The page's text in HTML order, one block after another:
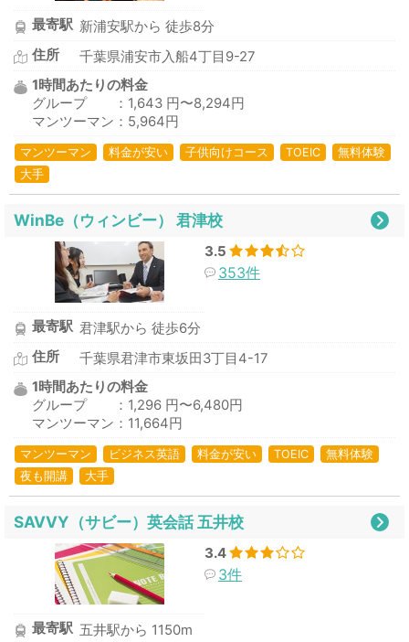
最寄駅 新浦安駅から 徒歩8分
住所
千葉県浦安市入船4丁目9-27
1時間あたりの料金
グループ ：1,643 円〜8,294円
マンツーマン：5,964円
マンツーマン 料金が安い 子供向けコース TOEIC
無料体験
大手
WinBe（ウィンビー） 君津校
3.5
353件
最寄駅 君津駅から 徒歩6分
住所
千葉県君津市東坂田3丁目4-17
1時間あたりの料金
グループ ：1,296 円〜6,480円
マンツーマン：11,664円
マンツーマン ビジネス英語 料金が安い TOEIC
無料体験
夜も開講
大手
SAVVY（サビー）英会話 五井校
3.4
3件
最寄駅 五井駅から 1150m